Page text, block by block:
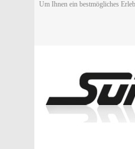
Um Ihnen ein bestmögliches